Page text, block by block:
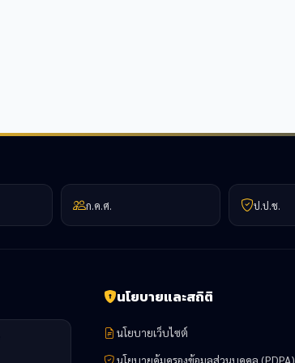
ก.ค.ศ. ป.ป.ช.
นโยบายและสถิติ
นโยบายเว็บไซต์
นโยบายคุ้มครองข้อมูลส่วนบุคคล (PDPA)